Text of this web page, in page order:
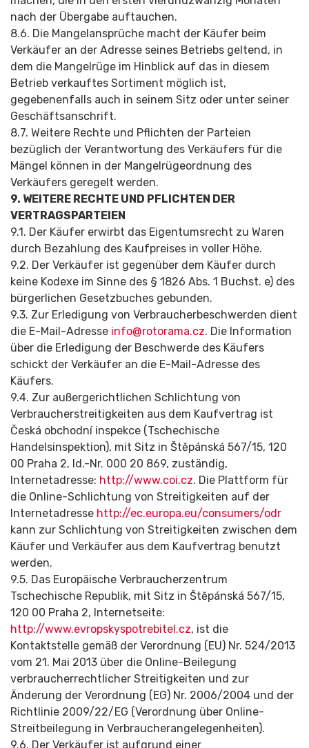
nach der Übergabe auftauchen.
8.6. Die Mangelansprüche macht der Käufer beim
Verkäufer an der Adresse seines Betriebs geltend, in
dem die Mangelrüge im Hinblick auf das in diesem
Betrieb verkauftes Sortiment möglich ist,
gegebenenfalls auch in seinem Sitz oder unter seiner
Geschäftsanschrift.
8.7. Weitere Rechte und Pflichten der Parteien
bezüglich der Verantwortung des Verkäufers für die
Mängel können in der Mangelrügeordnung des
Verkäufers geregelt werden.
9. WEITERE RECHTE UND PFLICHTEN DER
VERTRAGSPARTEIEN
9.1. Der Käufer erwirbt das Eigentumsrecht zu Waren
durch Bezahlung des Kaufpreises in voller Höhe.
9.2. Der Verkäufer ist gegenüber dem Käufer durch
keine Kodexe im Sinne des § 1826 Abs. 1 Buchst. e) des
bürgerlichen Gesetzbuches gebunden.
9.3. Zur Erledigung von Verbraucherbes­chwerden dient
die E-Mail-Adresse info@rotorama.cz. Die Information
über die Erledigung der Beschwerde des Käufers
schickt der Verkäufer an die E-Mail-Adresse des
Käufers.
9.4. Zur außergerichtlichen Schlichtung von
Verbraucherstre­itigkeiten aus dem Kaufvertrag ist
Česká obchodní inspekce (Tschechische
Handelsinspektion), mit Sitz in Štěpánská 567/15, 120
00 Praha 2, Id.-Nr. 000 20 869, zuständig,
Internetadresse: http://www.coi.cz. Die Plattform für
die Online-Schlichtung von Streitigkeiten auf der
Internetadresse http://ec.europa.eu/consumers/odr
kann zur Schlichtung von Streitigkeiten zwischen dem
Käufer und Verkäufer aus dem Kaufvertrag benutzt
werden.
9.5. Das Europäische Verbraucherzentrum
Tschechische Republik, mit Sitz in Štěpánská 567/15,
120 00 Praha 2, Internetseite:
http://www.evropskyspotrebitel.cz, ist die
Kontaktstelle gemäß der Verordnung (EU) Nr. 524/2013
vom 21. Mai 2013 über die Online-Beilegung
verbraucherrechtlicher Streitigkeiten und zur
Änderung der Verordnung (EG) Nr. 2006/2004 und der
Richtlinie 2009/22/EG (Verordnung über Online-
Streitbeilegung in Verbraucheran­gelegenheiten).
9.6. Der Verkäufer ist aufgrund einer